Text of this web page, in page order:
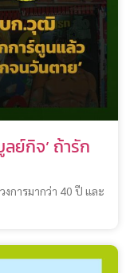
ย์กิจ’ ถ้ารัก
การมากว่า 40 ปี และ